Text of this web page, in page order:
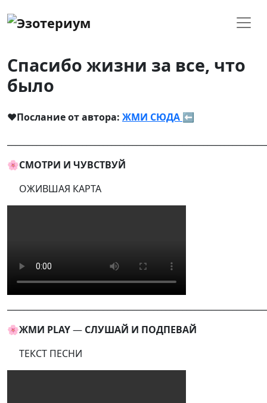
Спасибо жизни за все, что
было
❤Послание от автора: ЖМИ СЮДА ⬅
🌸СМОТРИ И ЧУВСТВУЙ
ОЖИВШАЯ КАРТА
🌸ЖМИ PLAY— СЛУШАЙ И ПОДПЕВАЙ
ТЕКСТ ПЕСНИ